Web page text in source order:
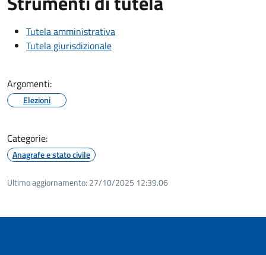
Tutela amministrativa
Tutela giurisdizionale
Argomenti:
Elezioni
Categorie:
Anagrafe e stato civile
Ultimo aggiornamento: 27/10/2025 12:39.06